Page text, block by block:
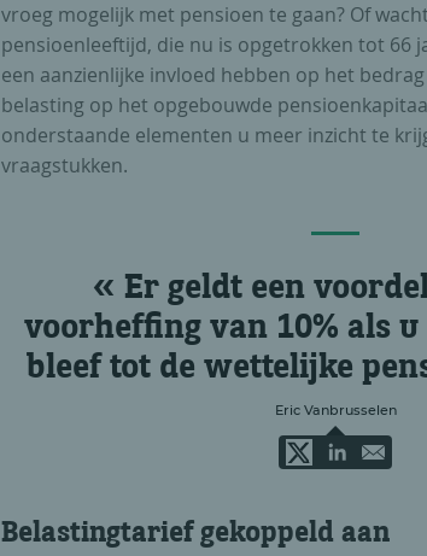
vroeg mogelijk met pensioen te gaan? Of
pensioenleeftijd, die nu is opgetrokken tot 66
een aanzienlijke invloed hebben op het
belasting op het opgebouwde
onderstaande elementen u meer inzicht te
vraagstukken.
Er geldt een
voorheffing van 10% als
bleef tot de wettelijke
Eric Vanbrusselen
Belastingtarief gekoppeld aan